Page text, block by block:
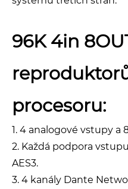
96K 4in
procesoru:
1. 4 analogové vstupy a
2. Každá podpora
AES3.
3. 4 kanály Dante